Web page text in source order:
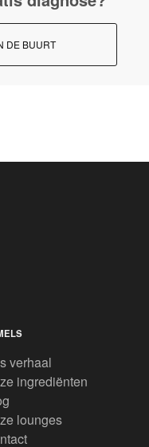
DE BUURT
verhaal
ingrediënten
lounges